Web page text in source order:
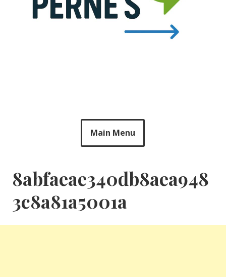
Main Menu
8abfaeae340db8aea948
3c8a81a5001a